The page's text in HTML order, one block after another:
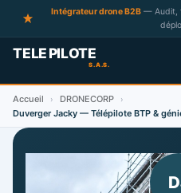
Intégrateur drone B2B — Audit,
Accueil › DRONECORP ›
Duverger Jacky — Télépilote BTP &